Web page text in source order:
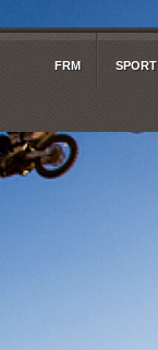
FRM SPORT